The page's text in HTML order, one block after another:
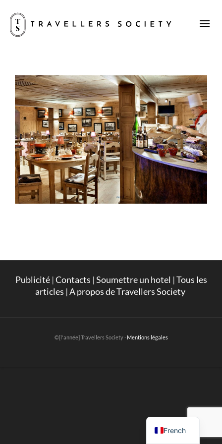
Publicité|Contacts |Soumettre un hotel |Tous les
articles |A propos de Travellers Society
©[l'année] Travellers Society · Mentions légales
French